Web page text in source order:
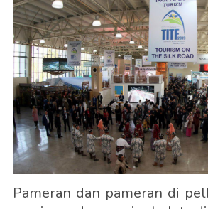
Pameran dan pameran di